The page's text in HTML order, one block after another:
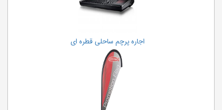
اجاره پرچم ساحلی قطره ای